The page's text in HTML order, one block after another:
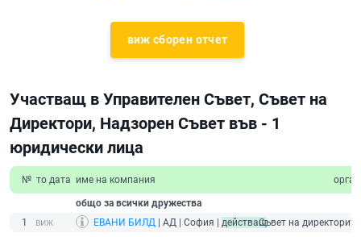
виж сборен отчет
Участващ в Управителен Съвет, Съвет на
Директори, Надзорен Съвет във - 1
юридически лица
№ то дата име на компания орган
общо за всички дружества
1
ЕВАНИ БИЛД | АД | София | действащСъвет на директорите